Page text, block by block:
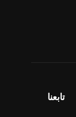
تابعنا